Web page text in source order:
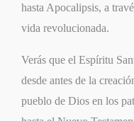
hasta Apocalipsis, a
vida revolucionada.
Verás que el Espíritu
desde antes de la
pueblo de Dios en los